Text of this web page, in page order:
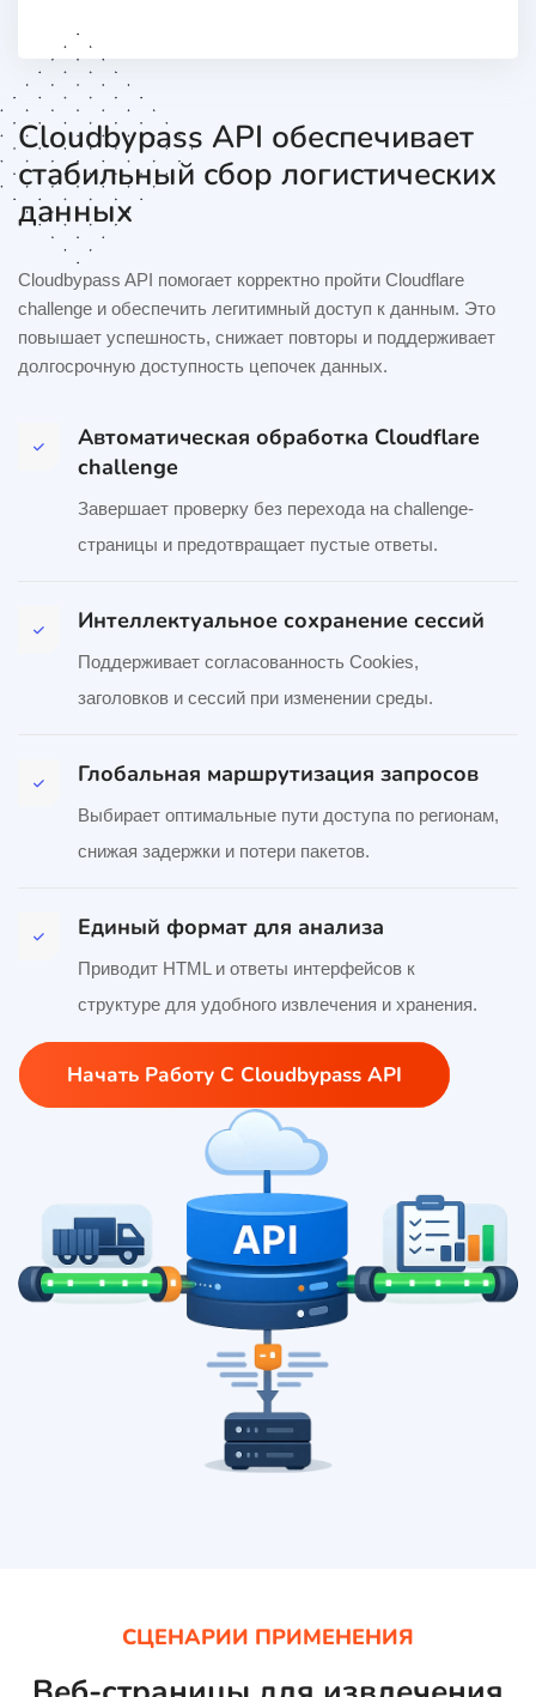
Cloudbypass API обеспечивает
стабильный сбор логистических
данных
Cloudbypass API помогает корректно пройти Cloudflare
challenge и обеспечить легитимный доступ к данным. Это
повышает успешность, снижает повторы и поддерживает
долгосрочную доступность цепочек данных.
Автоматическая обработка Cloudflare
challenge
Завершает проверку без перехода на challenge-
страницы и предотвращает пустые ответы.
Интеллектуальное сохранение сессий
Поддерживает согласованность Cookies,
заголовков и сессий при изменении среды.
Глобальная маршрутизация запросов
Выбирает оптимальные пути доступа по регионам,
снижая задержки и потери пакетов.
Единый формат для анализа
Приводит HTML и ответы интерфейсов к
структуре для удобного извлечения и хранения.
Начать Работу С Cloudbypass API
СЦЕНАРИИ ПРИМЕНЕНИЯ